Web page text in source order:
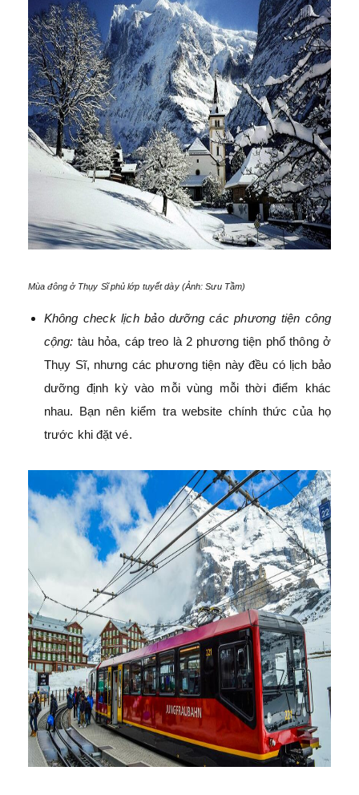
Mùa đông ở Thụy Sĩ phủ lớp tuyết dày (Ảnh: Sưu Tầm)
Không check lịch bảo dưỡng các phương tiện công
cộng: tàu hỏa, cáp treo là 2 phương tiện phổ thông ở
Thụy Sĩ, nhưng các phương tiện này đều có lịch bảo
dưỡng định kỳ vào mỗi vùng mỗi thời điểm khác
nhau. Bạn nên kiểm tra website chính thức của họ
trước khi đặt vé.